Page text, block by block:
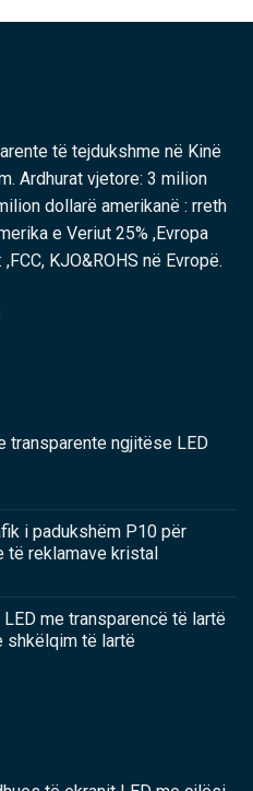
të tejdukshme në Kinë
Ardhurat vjetore: 3 milion
dollarë amerikanë : rreth
e Veriut 25% ,Evropa
KJO&ROHS në Evropë.
transparente ngjitëse LED
i padukshëm P10 për
të reklamave kristal
me transparencë të lartë
shkëlqim të lartë